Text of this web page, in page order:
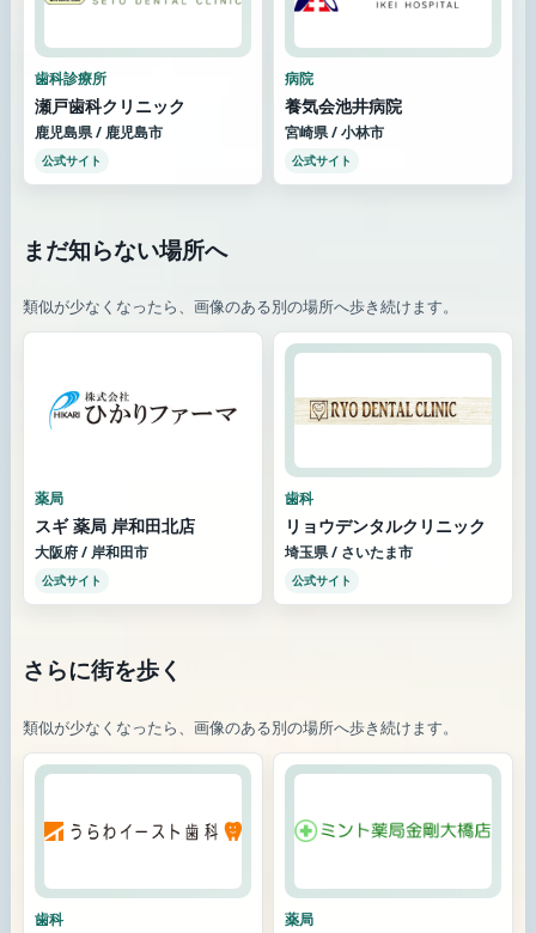
歯科診療所
瀬戸歯科クリニック
鹿児島県 / 鹿児島市
公式サイト
病院
養気会池井病院
宮崎県 / 小林市
公式サイト
まだ知らない場所へ
類似が少なくなったら、画像のある別の場所へ歩き続けます。
薬局
スギ 薬局 岸和田北店
大阪府 / 岸和田市
公式サイト
歯科
リョウデンタルクリニック
埼玉県 / さいたま市
公式サイト
さらに街を歩く
類似が少なくなったら、画像のある別の場所へ歩き続けます。
歯科 薬局